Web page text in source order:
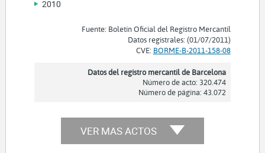
2010
Fuente: Boletín Oficial del Registro Mercantil
Datos registrales: (01/07/2011)
CVE: BORME-B-2011-158-08
Datos del registro mercantil de Barcelona
Número de acto: 320.474
Número de página: 43.072
VER MAS ACTOS